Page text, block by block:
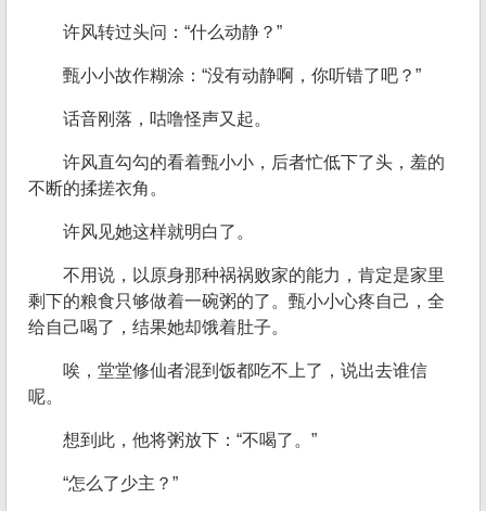
许风转过头问：“什么动静？”
甄小小故作糊涂：“没有动静啊，你听错了吧？”
话音刚落，咕噜怪声又起。
许风直勾勾的看着甄小小，后者忙低下了头，羞的
不断的揉搓衣角。
许风见她这样就明白了。
不用说，以原身那种祸祸败家的能力，肯定是家里
剩下的粮食只够做着一碗粥的了。甄小小心疼自己，全
给自己喝了，结果她却饿着肚子。
唉，堂堂修仙者混到饭都吃不上了，说出去谁信
呢。
想到此，他将粥放下：“不喝了。”
“怎么了少主？”